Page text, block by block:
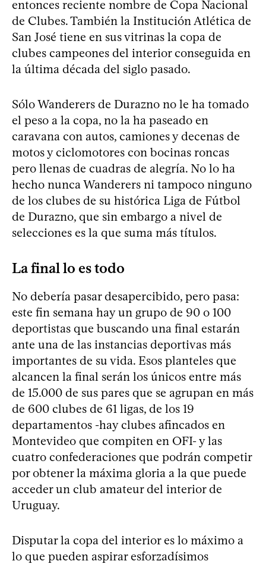
entonces reciente nombre de Copa Nacional
de Clubes. También la Institución Atlética de
San José tiene en sus vitrinas la copa de
clubes campeones del interior conseguida en
la última década del siglo pasado.
Sólo Wanderers de Durazno no le ha tomado
el peso a la copa, no la ha paseado en
caravana con autos, camiones y decenas de
motos y ciclomotores con bocinas roncas
pero llenas de cuadras de alegría. No lo ha
hecho nunca Wanderers ni tampoco ninguno
de los clubes de su histórica Liga de Fútbol
de Durazno, que sin embargo a nivel de
selecciones es la que suma más títulos.
La final lo es todo
No debería pasar desapercibido, pero pasa:
este fin semana hay un grupo de 90 o 100
deportistas que buscando una final estarán
ante una de las instancias deportivas más
importantes de su vida. Esos planteles que
alcancen la final serán los únicos entre más
de 15.000 de sus pares que se agrupan en más
de 600 clubes de 61 ligas, de los 19
departamentos -hay clubes afincados en
Montevideo que compiten en OFI- y las
cuatro confederaciones que podrán competir
por obtener la máxima gloria a la que puede
acceder un club amateur del interior de
Uruguay.
Disputar la copa del interior es lo máximo a
lo que pueden aspirar esforzadísimos